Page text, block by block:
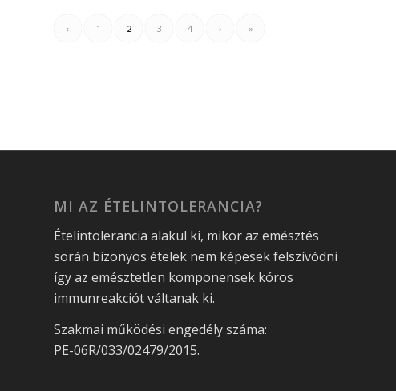
‹ 1 2 3 4 › »
MI AZ ÉTELINTOLERANCIA?
Ételintolerancia alakul ki, mikor az emésztés
során bizonyos ételek nem képesek felszívódni
így az emésztetlen komponensek kóros
immunreakciót váltanak ki.
Szakmai működési engedély száma:
PE-06R/033/02479/2015.